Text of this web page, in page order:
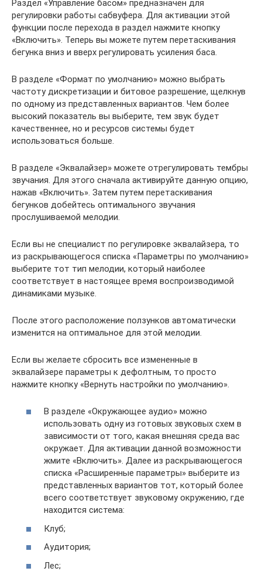
Раздел «Управление басом» предназначен для
регулировки работы сабвуфера. Для активации этой
функции после перехода в раздел нажмите кнопку
«Включить». Теперь вы можете путем перетаскивания
бегунка вниз и вверх регулировать усиления баса.
В разделе «Формат по умолчанию» можно выбрать
частоту дискретизации и битовое разрешение, щелкнув
по одному из представленных вариантов. Чем более
высокий показатель вы выберите, тем звук будет
качественнее, но и ресурсов системы будет
использоваться больше.
В разделе «Эквалайзер» можете отрегулировать тембры
звучания. Для этого сначала активируйте данную опцию,
нажав «Включить». Затем путем перетаскивания
бегунков добейтесь оптимального звучания
прослушиваемой мелодии.
Если вы не специалист по регулировке эквалайзера, то
из раскрывающегося списка «Параметры по умолчанию»
выберите тот тип мелодии, который наиболее
соответствует в настоящее время воспроизводимой
динамиками музыке.
После этого расположение ползунков автоматически
изменится на оптимальное для этой мелодии.
Если вы желаете сбросить все измененные в
эквалайзере параметры к дефолтным, то просто
нажмите кнопку «Вернуть настройки по умолчанию».
В разделе «Окружающее аудио» можно
использовать одну из готовых звуковых схем в
зависимости от того, какая внешняя среда вас
окружает. Для активации данной возможности
жмите «Включить». Далее из раскрывающегося
списка «Расширенные параметры» выберите из
представленных вариантов тот, который более
всего соответствует звуковому окружению, где
находится система:
Клуб;
Аудитория;
Лес;